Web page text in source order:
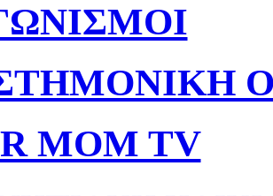
MOM TV